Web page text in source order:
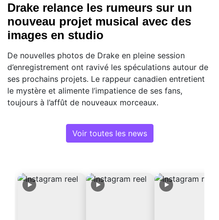
Drake relance les rumeurs sur un
nouveau projet musical avec des
images en studio
De nouvelles photos de Drake en pleine session
d’enregistrement ont ravivé les spéculations autour de
ses prochains projets. Le rappeur canadien entretient
le mystère et alimente l’impatience de ses fans,
toujours à l’affût de nouveaux morceaux.
Voir toutes les news